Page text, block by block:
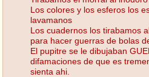
Los colores y los esferos los
lavamanos
Los cuadernos los tirabamos
para hacer guerras de bolas
El pupitre se le dibujaban
difamaciones de que es
sienta ahi.